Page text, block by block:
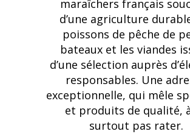
maraîchers français
d’une agriculture
poissons de pêche de
bateaux et les viandes
d’une sélection auprès
responsables. Une
exceptionnelle, qui mêle
et produits de qualité,
surtout pas rater.